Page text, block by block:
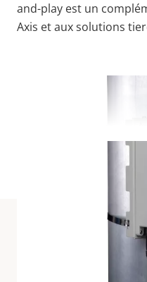
and-play est un
Axis et aux solutions